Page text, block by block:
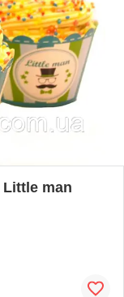
Little man